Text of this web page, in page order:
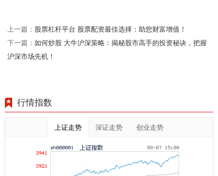
上一篇： 股票杠杆平台 股票配资最佳选择：助您财富增值！
下一篇： 如何炒股 大牛沪深策略：揭秘股市高手的投资秘诀，把握
沪深市场先机！
行情指数
上证走势 深证走势 创业走势